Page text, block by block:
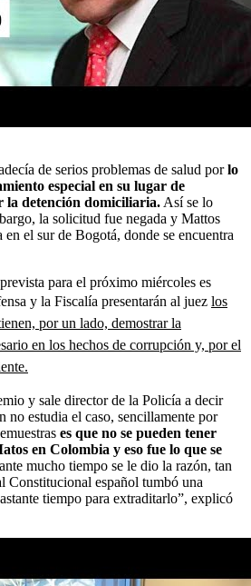
de serios problemas de salud porlo
especial en su lugar de
la detención domiciliaria. Así se lo
la solicitud fue negada y Mattos
el sur de Bogotá, donde se encuentra
para el próximo miércoles es
y la Fiscalía presentarán al juez los
por un lado, demostrar la
en los hechos de corrupción y, por el
y sale director de la Policía a decir
no estudia el caso, sencillamente por
es que no se pueden tener
en Colombia y eso fue lo que se
mucho tiempo se le dio la razón, tan
Constitucional español tumbó una
tiempo para extraditarlo”, explicó